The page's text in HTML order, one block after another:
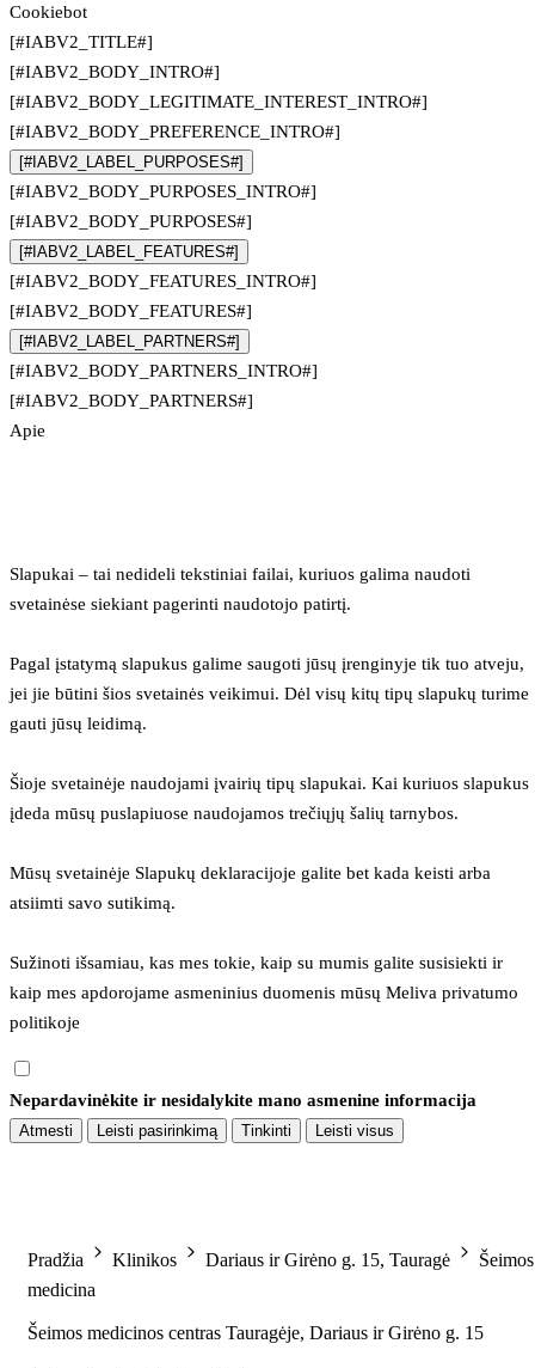
Cookiebot
[#IABV2_TITLE#]
[#IABV2_BODY_INTRO#]
[#IABV2_BODY_LEGITIMATE_INTEREST_INTRO#]
[#IABV2_BODY_PREFERENCE_INTRO#]
[#IABV2_LABEL_PURPOSES#]
[#IABV2_BODY_PURPOSES_INTRO#]
[#IABV2_BODY_PURPOSES#]
[#IABV2_LABEL_FEATURES#]
[#IABV2_BODY_FEATURES_INTRO#]
[#IABV2_BODY_FEATURES#]
[#IABV2_LABEL_PARTNERS#]
[#IABV2_BODY_PARTNERS_INTRO#]
[#IABV2_BODY_PARTNERS#]
Apie
Slapukai – tai nedideli tekstiniai failai, kuriuos galima naudoti
svetainėse siekiant pagerinti naudotojo patirtį.
Pagal įstatymą slapukus galime saugoti jūsų įrenginyje tik tuo atveju,
jei jie būtini šios svetainės veikimui. Dėl visų kitų tipų slapukų turime
gauti jūsų leidimą.
Šioje svetainėje naudojami įvairių tipų slapukai. Kai kuriuos slapukus
įdeda mūsų puslapiuose naudojamos trečiųjų šalių tarnybos.
Mūsų svetainėje Slapukų deklaracijoje galite bet kada keisti arba
atsiimti savo sutikimą.
Sužinoti išsamiau, kas mes tokie, kaip su mumis galite susisiekti ir
kaip mes apdorojame asmeninius duomenis mūsų Meliva privatumo
politikoje
Nepardavinėkite ir nesidalykite mano asmenine informacija
Atmesti Leisti pasirinkimą Tinkinti Leisti visus
Pradžia Klinikos Dariaus ir Girėno g. 15, Tauragė
Šeimos
medicina
Šeimos medicinos centras Tauragėje, Dariaus ir Girėno g. 15